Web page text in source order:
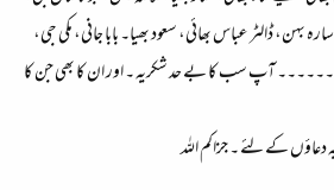
ڈالٹر عباس بھائی، سعود بھیا۔ بابا جانی، مکی جی،
آپ سب کا بے حد شکریہ ۔ اور ان کا بھی جن کا
کے لئے ۔ جزاکم اللہ